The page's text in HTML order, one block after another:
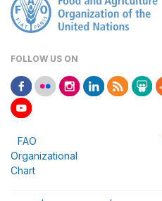
FOLLOW US ON
FAO
Organizational
Chart